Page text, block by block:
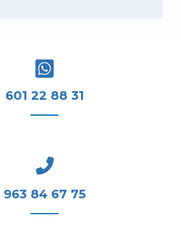
601 22 88 31
963 84 67 75